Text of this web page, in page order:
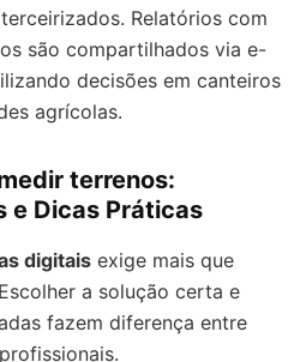
Relatórios com
são compartilhados via e-
decisões em canteiros
agrícolas.
terrenos:
e Dicas Práticas
digitais exige mais que
a solução certa e
fazem diferença entre